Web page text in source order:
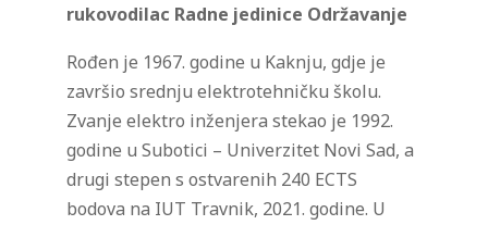
rukovodilac Radne jedinice Održavanje
Rođen je 1967. godine u Kaknju, gdje je
završio srednju elektrotehničku školu.
Zvanje elektro inženjera stekao je 1992.
godine u Subotici – Univerzitet Novi Sad, a
drugi stepen s ostvarenih 240 ECTS
bodova na IUT Travnik, 2021. godine. U